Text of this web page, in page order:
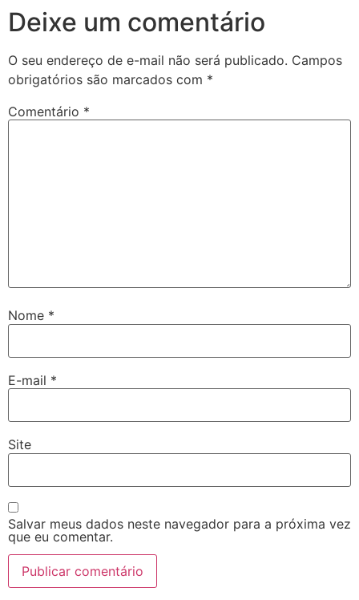
Deixe um comentário
O seu endereço de e-mail não será publicado. Campos
obrigatórios são marcados com *
Comentário *
Nome *
E-mail *
Site
Salvar meus dados neste navegador para a próxima vez
que eu comentar.